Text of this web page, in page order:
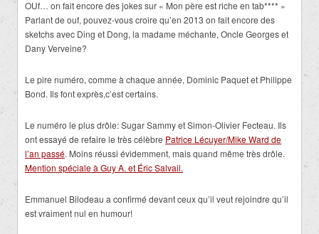
OUf… on fait encore des jokes sur « Mon père est riche en tab**** »
Parlant de ouf, pouvez-vous croire qu’en 2013 on fait encore des
sketchs avec Ding et Dong, la madame méchante, Oncle Georges et
Dany Verveine?
Le pire numéro, comme à chaque année, Dominic Paquet et Philippe
Bond. Ils font exprès,c’est certains.
Le numéro le plus drôle: Sugar Sammy et Simon-Olivier Fecteau. Ils
ont essayé de refaire le très célèbre Patrice Lécuyer/Mike Ward de
l’an passé. Moins réussi évidemment, mais quand même très drôle.
Mention spéciale à Guy A. et Éric Salvail.
Emmanuel Bilodeau a confirmé devant ceux qu’il veut rejoindre qu’il
est vraiment nul en humour!